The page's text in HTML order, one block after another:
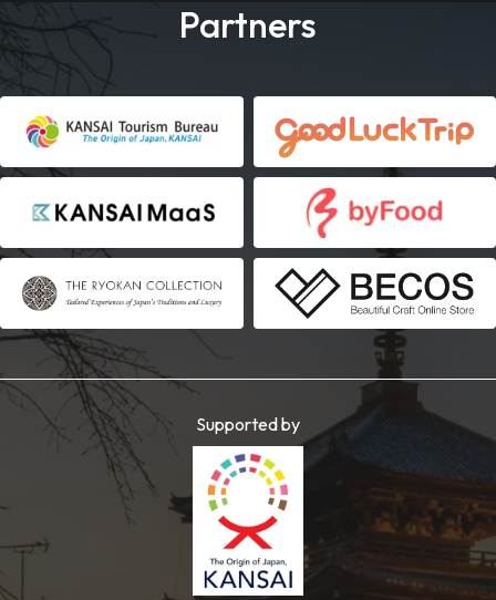
Partners
Supported by